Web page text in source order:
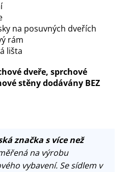
na posuvných dveřích
rám
lišta
dveře, sprchové
stěny dodávány BEZ
značka s více než
na výrobu
vybavení. Se sídlem v